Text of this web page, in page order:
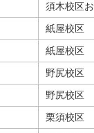
須木校区
紙屋校区
紙屋校区
野尻校区
野尻校区
栗須校区